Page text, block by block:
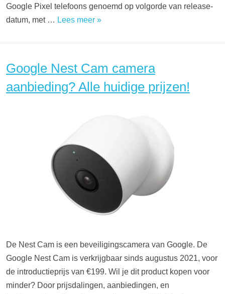
Google Pixel telefoons genoemd op volgorde van release-
datum, met … Lees meer »
Google Nest Cam camera
aanbieding? Alle huidige prijzen!
De Nest Cam is een beveiligingscamera van Google. De
Google Nest Cam is verkrijgbaar sinds augustus 2021, voor
de introductieprijs van €199. Wil je dit product kopen voor
minder? Door prijsdalingen, aanbiedingen, en